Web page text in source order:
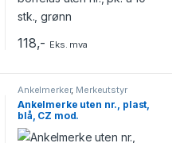
118,- Eks. mva
Ankelmerker, Merkeutstyr
Ankelmerke uten nr., plast,
blå, CZ mod.